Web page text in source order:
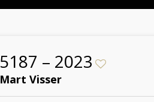
5187 – 2023
Mart Visser